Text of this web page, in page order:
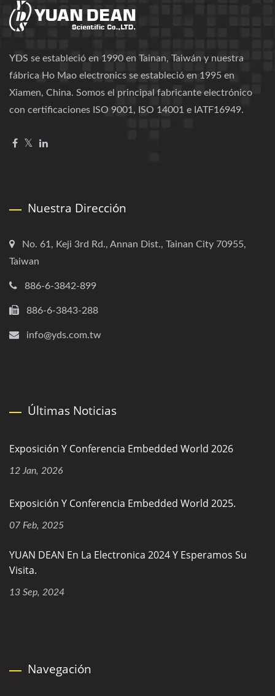
YDS se estableció en 1990 en Tainan, Taiwán y nuestra
fábrica Ho Mao electronics se estableció en 1995 en
Xiamen, China. Somos el principal fabricante electrónico
con certificaciones ISO 9001, ISO 14001 e IATF16949.
Nuestra Dirección
No. 61, Keji 3rd Rd., Annan Dist., Tainan City 70955,
Taiwan
886-6-3842-899
886-6-3843-288
info@yds.com.tw
Últimas Noticias
Exposición Y Conferencia Embedded World 2026
12 Jan, 2026
Exposición Y Conferencia Embedded World 2025.
07 Feb, 2025
YUAN DEAN En La Electronica 2024 Y Esperamos Su
Visita.
13 Sep, 2024
Navegación